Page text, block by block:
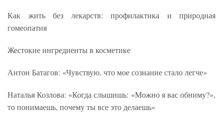
Как жить без лекарств: профилактика и природная
гомеопатия
Жестокие ингредиенты в косметике
Антон Батагов: «Чувствую, что мое сознание стало легче»
Наталья Козлова: «Когда слышишь: «Можно я вас обниму?»,
то понимаешь, почему ты все это делаешь»